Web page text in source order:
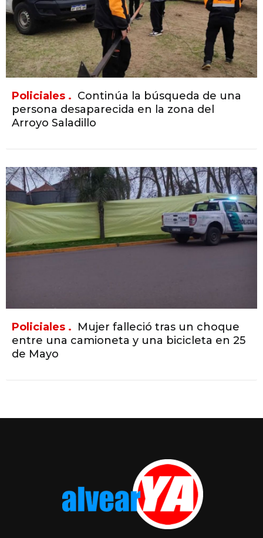
Policiales . Continúa la búsqueda de una
persona desaparecida en la zona del
Arroyo Saladillo
Policiales . Mujer falleció tras un choque
entre una camioneta y una bicicleta en 25
de Mayo